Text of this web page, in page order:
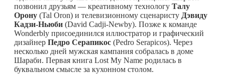
позвонил друзьям — креативному технологу Талу
Орону (Tal Oron) и телевизионному сценаристу Дэвиду
Кадзи-Ньюби (David Cadji-Newby). Позже к команде
Wonderbly присоединился иллюстратор и графический
дизайнер Педро Серапикос (Pedro Serapicos). Через
несколько дней мужская кампания собралась в доме
Шараби. Первая книга Lost My Name родилась в
буквальном смысле за кухонном столом.